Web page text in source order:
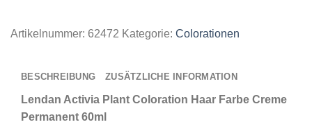
Permanent
-
11/16
Artikelnummer: 62472 Kategorie: Colorationen
BESCHREIBUNG ZUSÄTZLICHE INFORMATION
Lendan Activia Plant Coloration Haar Farbe Creme
Permanent 60ml